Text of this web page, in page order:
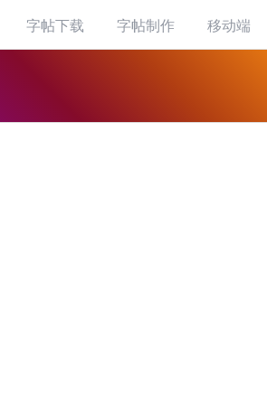
字帖下载 字帖制作 移动端